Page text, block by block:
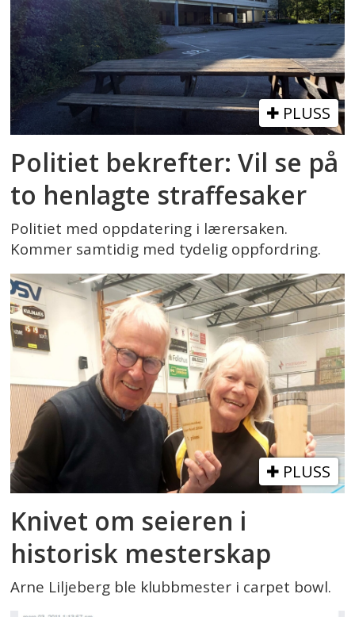
PLUSS
Politiet bekrefter: Vil se på
to henlagte straffesaker
Politiet med oppdatering i lærersaken.
Kommer samtidig med tydelig oppfordring.
PLUSS
Knivet om seieren i
historisk mesterskap
Arne Liljeberg ble klubbmester i carpet bowl.